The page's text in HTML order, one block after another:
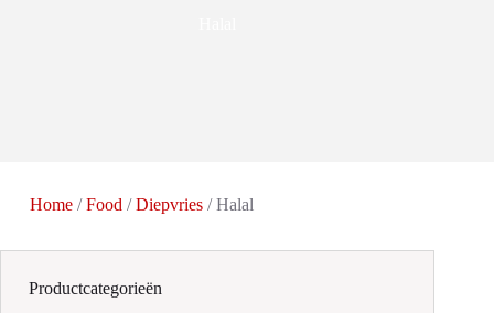
Home/Food /Diepvries/ Halal
Productcategorieën